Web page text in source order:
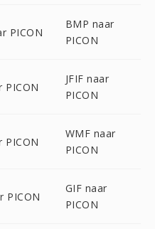
PICON
BMP naar
PICON
PICON
JFIF naar
PICON
PICON
WMF naar
PICON
PICON
GIF naar
PICON